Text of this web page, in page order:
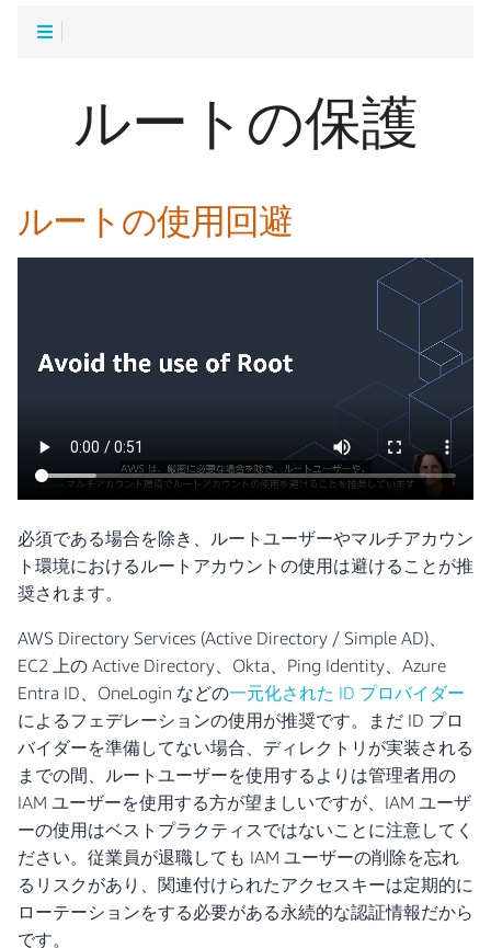
ルートの保護
ルートの使用回避
必須である場合を除き、ルートユーザーやマルチアカウン
ト環境におけるルートアカウントの使用は避けることが推
奨されます。
AWS Directory Services (Active Directory / Simple AD)、
EC2 上の Active Directory、Okta、Ping Identity、Azure
Entra ID、OneLogin などの一元化された ID プロバイダー
によるフェデレーションの使用が推奨です。まだ ID プロ
バイダーを準備してない場合、ディレクトリが実装される
までの間、ルートユーザーを使用するよりは管理者用の
IAM ユーザーを使用する方が望ましいですが、IAM ユーザ
ーの使用はベストプラクティスではないことに注意してく
ださい。従業員が退職しても IAM ユーザーの削除を忘れ
るリスクがあり、関連付けられたアクセスキーは定期的に
ローテーションをする必要がある永続的な認証情報だから
です。